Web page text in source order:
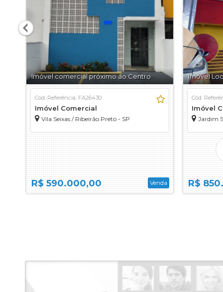
Imóvel comercial próximo ao Centro
Cód. Referência: FA26430
Imóvel Comercial
Vila Seixas / Ribeirão Preto - SP
Venda
R$ 590.000,00
Imóvel
Cód.
Imóvel
Jardim
R$